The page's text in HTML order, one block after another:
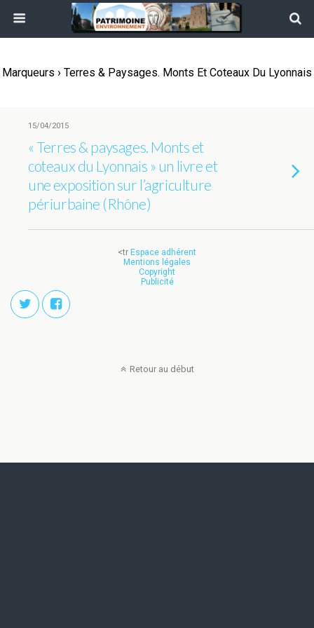
Marqueurs › Terres & Paysages. Monts Et Coteaux Du Lyonnais
15/04/2015
« Terres & paysages. Monts et
coteaux du Lyonnais » un livre et
une exposition sur l’agriculture
périurbaine (Rhône)
<tr Espace adhérent
Mentions légales
Copyright
Publicité
Retour au début